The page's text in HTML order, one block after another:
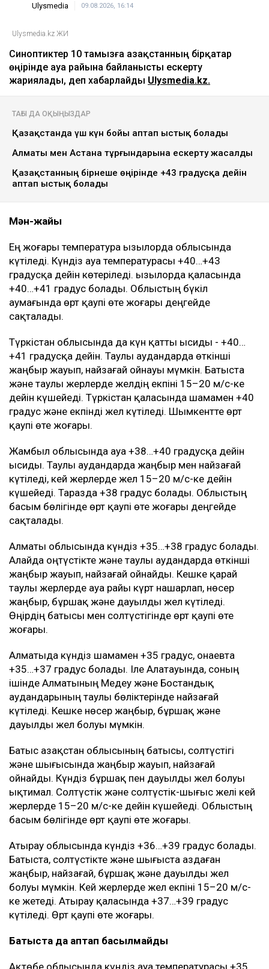
Ulysmedia 09.08.2026, 16:14
Ulysmedia.kz ЖИ
Синоптиктер 10 тамызға Қазақстанның бірқатар
өңірінде ауа райына байланысты ескерту
жариялады, деп хабарлайды Ulysmedia.kz.
ТАҒЫ ДА ОҚЫҢЫЗДАР
Қазақстанда үш күн бойы аптап ыстық болады
Алматы мен Астана тұрғындарына ескерту жасалды
Қазақстанның бірнеше өңірінде +43 градусқа дейін
аптап ыстық болады
Мән-жайы
Ең жоғары температура Қызылорда облысында
күтіледі. Күндіз ауа температурасы +40…+43
градусқа дейін көтеріледі. Қызылорда қаласында
+40…+41 градус болады. Облыстың бүкіл
аумағында өрт қаупі өте жоғары деңгейде
сақталады.
Түркістан облысында да күн қатты ысиды - +40…
+41 градусқа дейін. Таулы аудандарда өткінші
жаңбыр жауып, найзағай ойнауы мүмкін. Батыста
және таулы жерлерде желдің екпіні 15–20 м/с-ке
дейін күшейеді. Түркістан қаласында шамамен +40
градус және екпінді жел күтіледі. Шымкентте өрт
қаупі өте жоғары.
Жамбыл облысында ауа +38…+40 градусқа дейін
ысиды. Таулы аудандарда жаңбыр мен найзағай
күтіледі, кей жерлерде жел 15–20 м/с-ке дейін
күшейеді. Таразда +38 градус болады. Облыстың
басым бөлігінде өрт қаупі өте жоғары деңгейде
сақталады.
Алматы облысында күндіз +35…+38 градус болады.
Алайда оңтүстікте және таулы аудандарда өткінші
жаңбыр жауып, найзағай ойнайды. Кешке қарай
таулы жерлерде ауа райы күрт нашарлап, нөсер
жаңбыр, бұршақ және дауылды жел күтіледі.
Өңірдің батысы мен солтүстігінде өрт қаупі өте
жоғары.
Алматыда күндіз шамамен +35 градус, Қонаевта
+35…+37 градус болады. Іле Алатауында, соның
ішінде Алматының Медеу және Бостандық
аудандарының таулы бөліктерінде найзағай
күтіледі. Кешке нөсер жаңбыр, бұршақ және
дауылды жел болуы мүмкін.
Батыс Қазақстан облысының батысы, солтүстігі
және шығысында жаңбыр жауып, найзағай
ойнайды. Күндіз бұршақ пен дауылды жел болуы
ықтимал. Солтүстік және солтүстік-шығыс желі кей
жерлерде 15–20 м/с-ке дейін күшейеді. Облыстың
басым бөлігінде өрт қаупі өте жоғары.
Атырау облысында күндіз +36…+39 градус болады.
Батыста, солтүстікте және шығыста аздаған
жаңбыр, найзағай, бұршақ және дауылды жел
болуы мүмкін. Кей жерлерде жел екпіні 15–20 м/с-
ке жетеді. Атырау қаласында +37…+39 градус
күтіледі. Өрт қаупі өте жоғары.
Батыста да аптап басылмайды
Ақтөбе облысында күндіз ауа температурасы +35…